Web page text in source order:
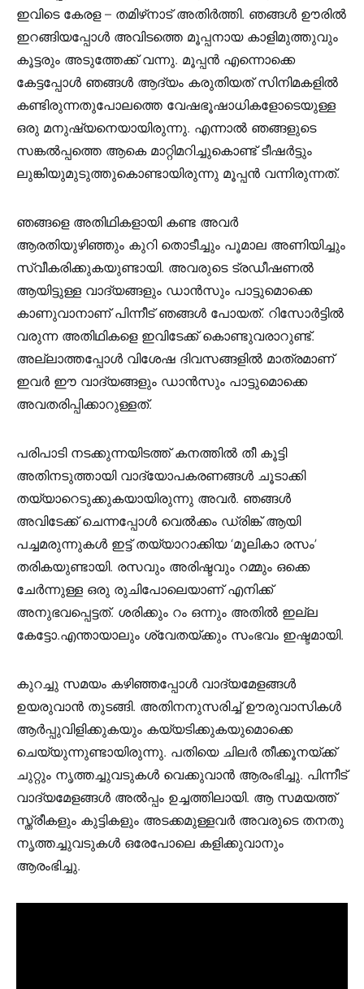
ഇവിടെ കേരള – തമിഴ്‌നാട് അതിർത്തി. ഞങ്ങൾ ഊരിൽ
ഇറങ്ങിയപ്പോൾ അവിടത്തെ മൂപ്പനായ കാളിമുത്തുവും
കൂട്ടരും അടുത്തേക്ക് വന്നു. മൂപ്പൻ എന്നൊക്കെ
കേട്ടപ്പോൾ ഞങ്ങൾ ആദ്യം കരുതിയത് സിനിമകളിൽ
കണ്ടിരുന്നതുപോലത്തെ വേഷഭൂഷാധികളോടെയുള്ള
ഒരു മനുഷ്യനെയായിരുന്നു. എന്നാൽ ഞങ്ങളുടെ
സങ്കൽപ്പത്തെ ആകെ മാറ്റിമറിച്ചുകൊണ്ട് ടീഷർട്ടും
ലുങ്കിയുമുടുത്തുകൊണ്ടായിരുന്നു മൂപ്പൻ വന്നിരുന്നത്.
ഞങ്ങളെ അതിഥികളായി കണ്ട അവർ
ആരതിയുഴിഞ്ഞും കുറി തൊടീച്ചും പൂമാല അണിയിച്ചും
സ്വീകരിക്കുകയുണ്ടായി. അവരുടെ ട്രഡീഷണൽ
ആയിട്ടുള്ള വാദ്യങ്ങളും ഡാൻസും പാട്ടുമൊക്കെ
കാണുവാനാണ് പിന്നീട് ഞങ്ങൾ പോയത്. റിസോർട്ടിൽ
വരുന്ന അതിഥികളെ ഇവിടേക്ക് കൊണ്ടുവരാറുണ്ട്.
അല്ലാത്തപ്പോൾ വിശേഷ ദിവസങ്ങളിൽ മാത്രമാണ്
ഇവർ ഈ വാദ്യങ്ങളും ഡാൻസും പാട്ടുമൊക്കെ
അവതരിപ്പിക്കാറുള്ളത്.
പരിപാടി നടക്കുന്നയിടത്ത് കനത്തിൽ തീ കൂട്ടി
അതിനടുത്തായി വാദ്യോപകരണങ്ങൾ ചൂടാക്കി
തയ്യാറെടുക്കുകയായിരുന്നു അവർ. ഞങ്ങൾ
അവിടേക്ക് ചെന്നപ്പോൾ വെൽക്കം ഡ്രിങ്ക് ആയി
പച്ചമരുന്നുകൾ ഇട്ട് തയ്യാറാക്കിയ ‘മൂലികാ രസം’
തരികയുണ്ടായി. രസവും അരിഷ്ടവും റമ്മും ഒക്കെ
ചേർന്നുള്ള ഒരു രുചിപോലെയാണ് എനിക്ക്
അനുഭവപ്പെട്ടത്. ശരിക്കും റം ഒന്നും അതിൽ ഇല്ല
കേട്ടോ.എന്തായാലും ശ്വേതയ്ക്കും സംഭവം ഇഷ്ടമായി.
കുറച്ചു സമയം കഴിഞ്ഞപ്പോൾ വാദ്യമേളങ്ങൾ
ഉയരുവാൻ തുടങ്ങി. അതിനനുസരിച്ച് ഊരുവാസികൾ
ആർപ്പുവിളിക്കുകയും കയ്യടിക്കുകയുമൊക്കെ
ചെയ്യുന്നുണ്ടായിരുന്നു. പതിയെ ചിലർ തീക്കൂനയ്ക്ക്
ചുറ്റും നൃത്തച്ചുവടുകൾ വെക്കുവാൻ ആരംഭിച്ചു. പിന്നീട്
വാദ്യമേളങ്ങൾ അൽപ്പം ഉച്ചത്തിലായി. ആ സമയത്ത്
സ്ത്രീകളും കുട്ടികളും അടക്കമുള്ളവർ അവരുടെ തനതു
നൃത്തച്ചുവടുകൾ ഒരേപോലെ കളിക്കുവാനും
ആരംഭിച്ചു.